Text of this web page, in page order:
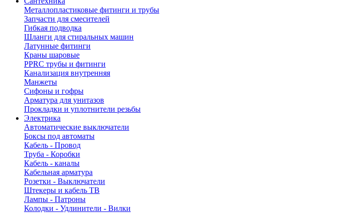
Металлопластиковые фитинги и трубы
Запчасти для смесителей
Гибкая подводка
Шланги для стиральных машин
Латунные фитинги
Краны шаровые
PPRC трубы и фитинги
Канализация внутренняя
Манжеты
Сифоны и гофры
Арматура для унитазов
Прокладки и уплотнители резьбы
Электрика
Автоматические выключатели
Боксы под автоматы
Кабель - Провод
Труба - Коробки
Кабель - каналы
Кабельная арматура
Розетки - Выключатели
Штекеры и кабель ТВ
Лампы - Патроны
Колодки - Удлинители - Вилки